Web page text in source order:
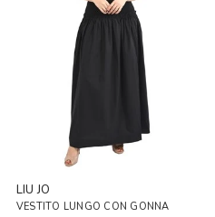
LIU JO
VESTITO LUNGO CON GONNA